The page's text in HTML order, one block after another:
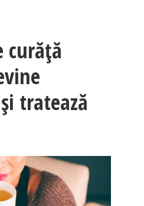
curăță
tratează